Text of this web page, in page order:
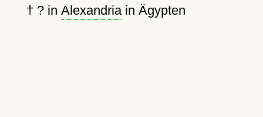
† ?in Alexandriain Ägypten